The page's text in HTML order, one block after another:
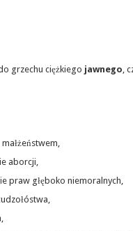
grzechu ciężkiego jawnego,
aborcji,
praw głęboko niemoralnych,